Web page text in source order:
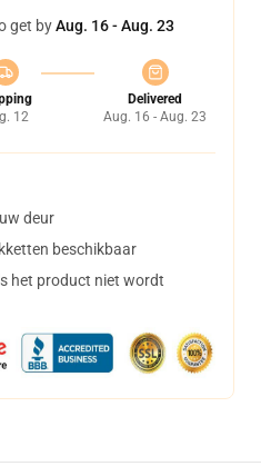
get byAug. 16 - Aug. 23
12
Delivered
Aug. 16 - Aug. 23
deur
beschikbaar
het product niet wordt